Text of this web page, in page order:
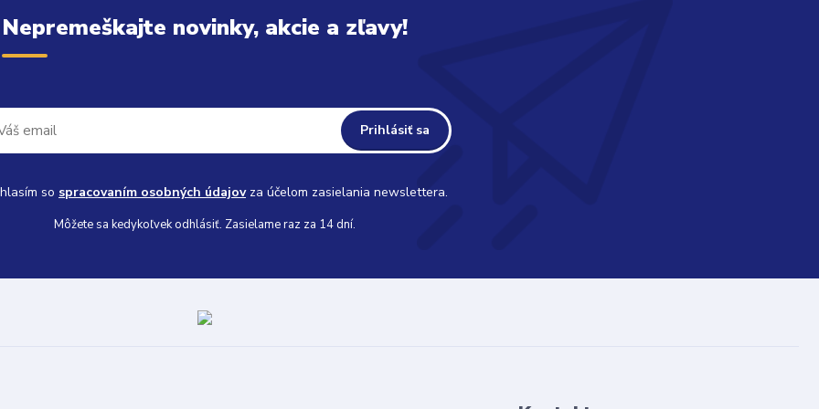
Nepremeškajte novinky, akcie a zľavy!
Prihlásiť sa
so spracovaním osobných údajovza účelom zasielania newslettera.
Môžete sa kedykoľvek odhlásiť. Zasielame raz za 14 dní.